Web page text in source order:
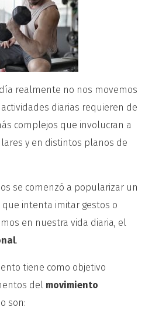
realmente no nos movemos
diarias requieren de
complejos que involucran a
y en distintos planos de
se comenzó a popularizar un
intenta imitar gestos o
en nuestra vida diaria, el
.
tiene como objetivo
del movimiento
son: